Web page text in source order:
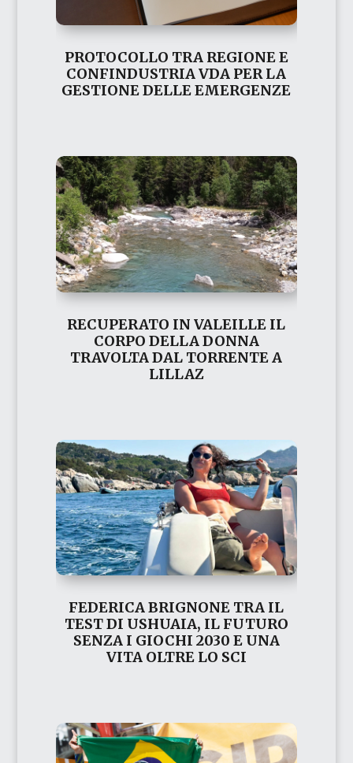
PROTOCOLLO TRA REGIONE E
CONFINDUSTRIA VDA PER LA
GESTIONE DELLE EMERGENZE
RECUPERATO IN VALEILLE IL
CORPO DELLA DONNA
TRAVOLTA DAL TORRENTE A
LILLAZ
FEDERICA BRIGNONE TRA IL
TEST DI USHUAIA, IL FUTURO
SENZA I GIOCHI 2030 E UNA
VITA OLTRE LO SCI